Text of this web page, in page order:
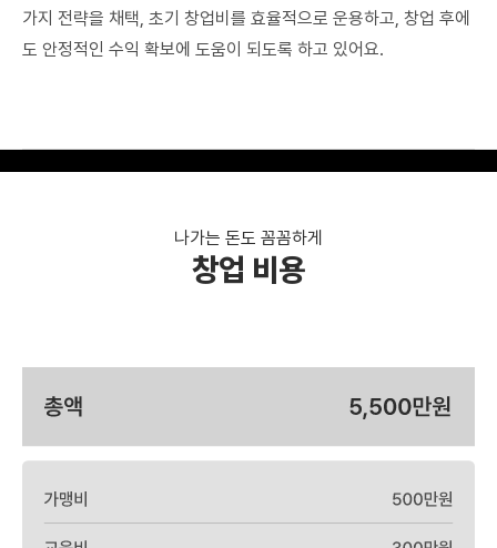
가지 전략을 채택, 초기 창업비를 효율적으로 운용하고, 창업 후에
도 안정적인 수익 확보에 도움이 되도록 하고 있어요.
나가는 돈도 꼼꼼하게
창업 비용